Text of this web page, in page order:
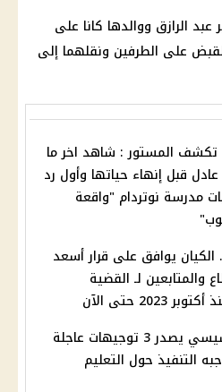
الرازق ووالدها كانا على
على الطرفين ونقلهما إلى
تكشف المستور : شاهد اخر ما
عادل قبل إنهاء حياتها وأول رد
مدرسة نوتردام "واقعة
الكيان يوافق على قرار أسعد
والمتابعين لـ القضية
2023 حتى الآن
الرئيس السيسي يصدر 3 توجيهات عاجلة
التنفيذ حول التعليم